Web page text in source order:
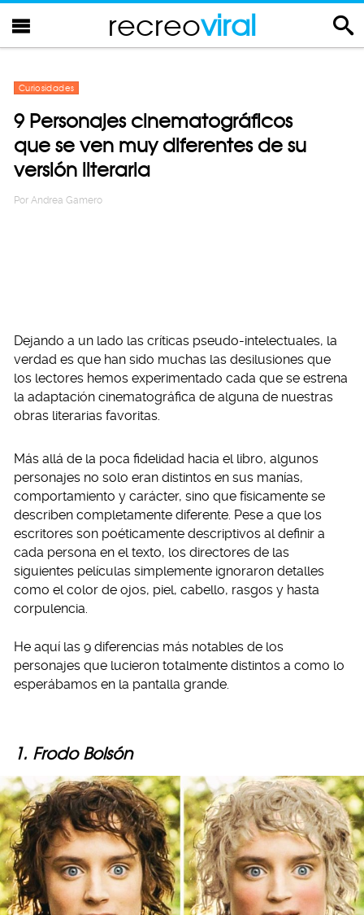
recreoviral
Curiosidades
9 Personajes cinematográficos
que se ven muy diferentes de su
versión literaria
Por Andrea Gamero
Dejando a un lado las críticas pseudo-intelectuales, la
verdad es que han sido muchas las desilusiones que
los lectores hemos experimentado cada que se estrena
la adaptación cinematográfica de alguna de nuestras
obras literarias favoritas.
Más allá de la poca fidelidad hacia el libro, algunos
personajes no solo eran distintos en sus manías,
comportamiento y carácter, sino que físicamente se
describen completamente diferente. Pese a que los
escritores son poéticamente descriptivos al definir a
cada persona en el texto, los directores de las
siguientes películas simplemente ignoraron detalles
como el color de ojos, piel, cabello, rasgos y hasta
corpulencia.
He aquí las 9 diferencias más notables de los
personajes que lucieron totalmente distintos a como lo
esperábamos en la pantalla grande.
1. Frodo Bolsón